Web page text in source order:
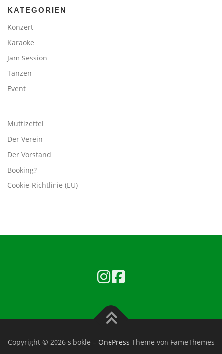
KATEGORIEN
Konzert
Karaoke
Jam Session
Tanzen
Event
Muttizettel
Der Verein
Der Vorstand
Booking?
Cookie-Richtlinie (EU)
Copyright © 2026 s'bokle – OnePress Theme von FameThemes